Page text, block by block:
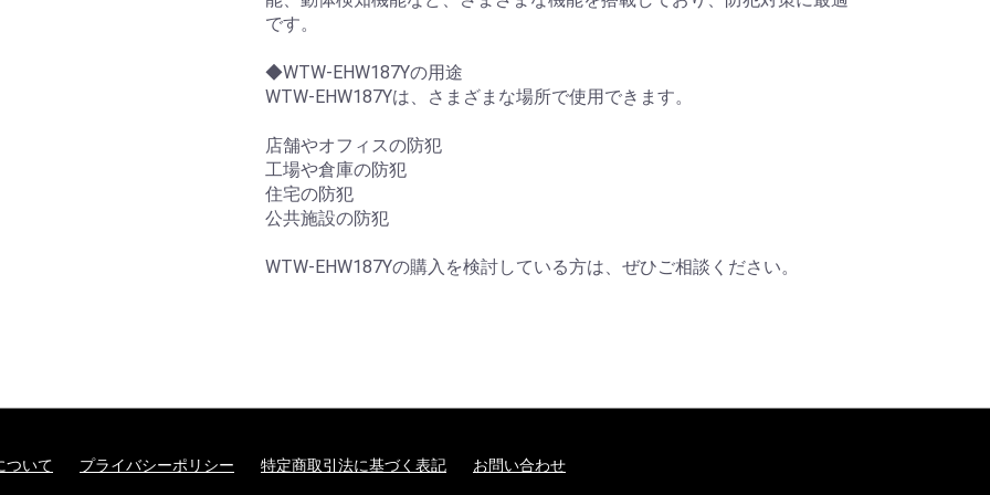
です。
◆WTW-EHW187Yの用途
WTW-EHW187Yは、さまざまな場所で使用できます。
店舗やオフィスの防犯
工場や倉庫の防犯
住宅の防犯
公共施設の防犯
WTW-EHW187Yの購入を検討している方は、ぜひご相談ください。
ついて プライバシーポリシー 特定商取引法に基づく表記 お問い合わせ